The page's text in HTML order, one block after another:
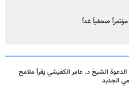
صحفياً غداً
الشيخ د. عامر الكفيشي يقرأ ملامح
الجديد